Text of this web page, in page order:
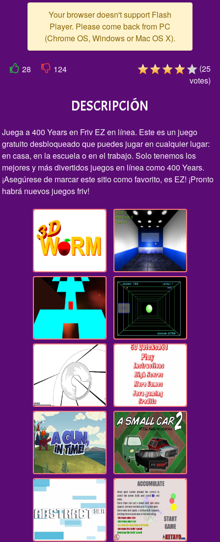
Your browser doesn't support Flash
Player. Please come back from PC
(Chrome OS, Windows or Mac OS X).
28 124 (25
votes)
DESCRIPCIÓN
Juega a 400 Years en Friv EZ en línea. Este es un juego
gratuito desbloqueado que puedes jugar en cualquier lugar:
en casa, en la escuela o en el trabajo. Solo tenemos los
mejores y más divertidos juegos en línea como 400 Years.
¡Asegúrese de marcar este sitio como favorito, es EZ! ¡Pronto
habrá nuevos juegos friv!